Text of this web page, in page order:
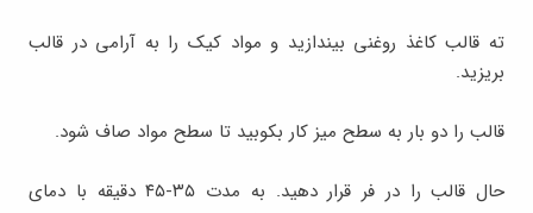
ته قالب کاغذ روغنی بیندازید و مواد کیک را به آرامی در قالب
بریزید.
قالب را دو بار به سطح میز کار بکوبید تا سطح مواد صاف شود.
حال قالب را در فر قرار دهید. به مدت ۳۵-۴۵ دقیقه با دمای